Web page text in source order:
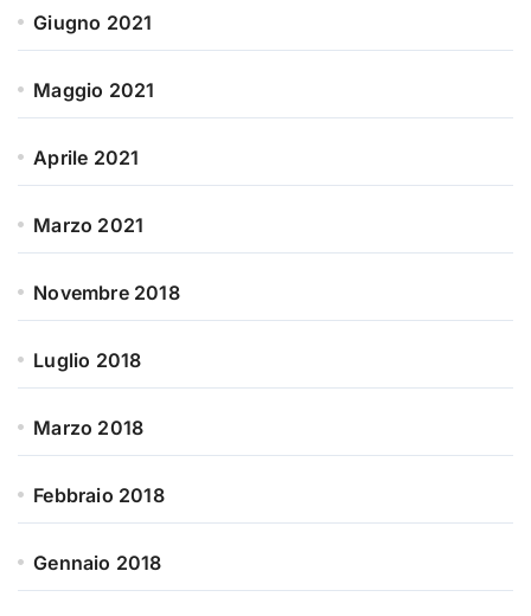
Giugno 2021
Maggio 2021
Aprile 2021
Marzo 2021
Novembre 2018
Luglio 2018
Marzo 2018
Febbraio 2018
Gennaio 2018